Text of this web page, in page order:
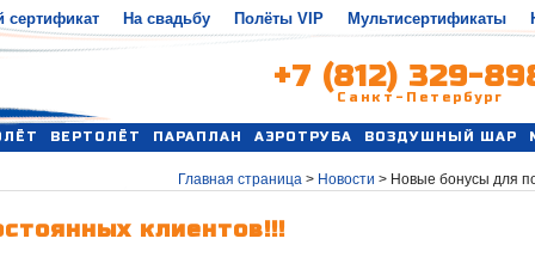
сертификат На свадьбу Полёты VIP Мультисертификаты
+7 (812) 329-
Санкт-Петербург
ВЕРТОЛЁТ ПАРАПЛАН АЭРОТРУБА ВОЗДУШНЫЙ ШАР
Главная страница> Новости > Новые бонусы для
клиентов!!!